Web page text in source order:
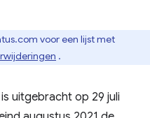
voor een lijst met
.
uitgebracht op 29 juli